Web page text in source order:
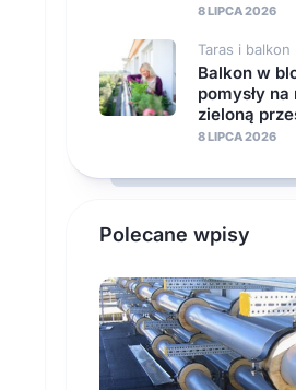
8 LIPCA 2026
Taras i balkon
Balkon w
pomysły na
zieloną
8 LIPCA 2026
Polecane wpisy